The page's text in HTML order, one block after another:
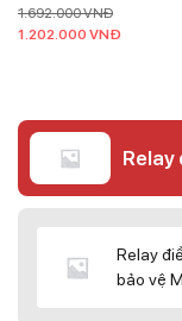
1.692.000VNĐ
1.202.000 VNĐ
Relay
Relay
bảo vệ